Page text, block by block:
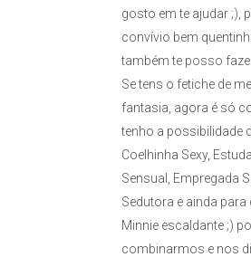
gosto em te ajudar ;),
convívio bem
também te posso
Se tens o fetiche de
fantasia, agora é só
tenho a possibilidade
Coelhinha Sexy,
Sensual, Empregada
Sedutora e ainda
Minnie escaldante ;)
combinarmos e nos